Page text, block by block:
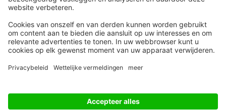
Volg Ons